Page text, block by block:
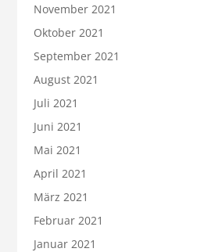
November 2021
Oktober 2021
September 2021
August 2021
Juli 2021
Juni 2021
Mai 2021
April 2021
März 2021
Februar 2021
Januar 2021